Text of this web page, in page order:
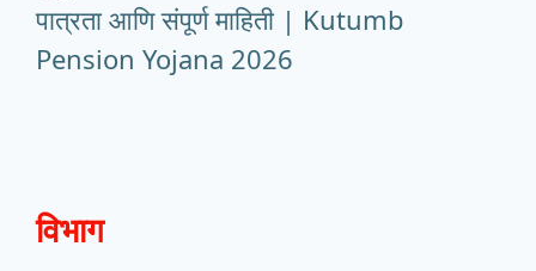
पात्रता आणि संपूर्ण माहिती | Kutumb
Pension Yojana 2026
विभाग